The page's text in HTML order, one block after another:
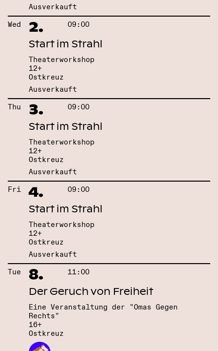
Ausverkauft
Wed
2. 09:00
Start im Strahl
Theaterworkshop
12+
Ostkreuz
Ausverkauft
Thu
3. 09:00
Start im Strahl
Theaterworkshop
12+
Ostkreuz
Ausverkauft
Fri
4. 09:00
Start im Strahl
Theaterworkshop
12+
Ostkreuz
Ausverkauft
Tue
8. 11:00
Der Geruch von Freiheit
Eine Veranstaltung der "Omas Gegen
Rechts"
16+
Ostkreuz